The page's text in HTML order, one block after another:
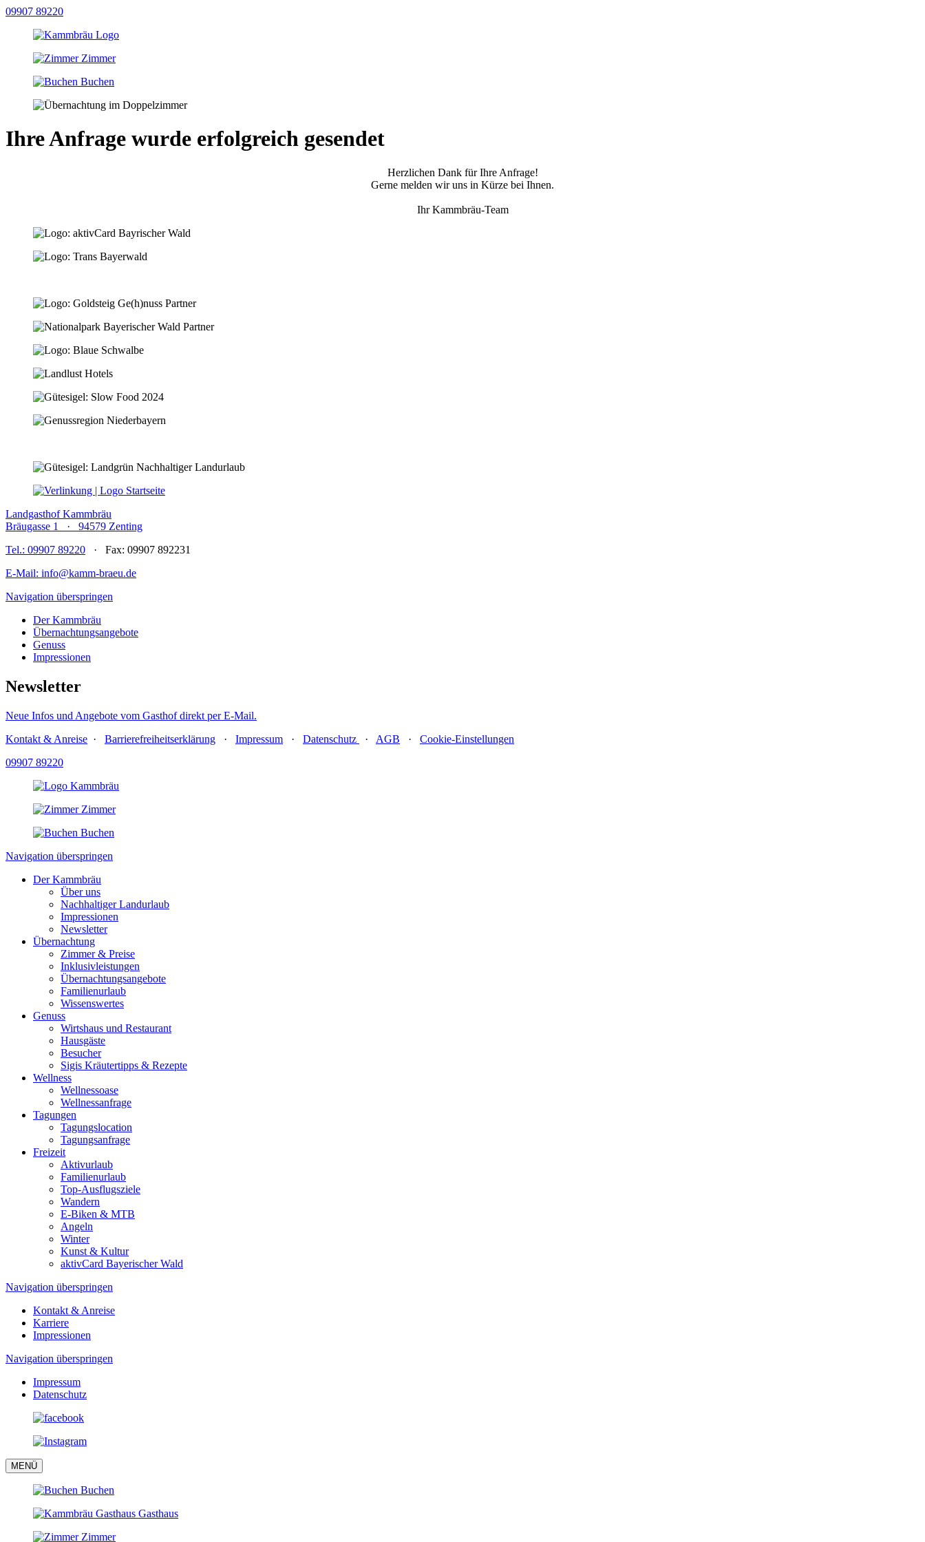
09907 89220
Zimmer
Buchen
Ihre Anfrage wurde erfolgreich gesendet
Herzlichen Dank für Ihre Anfrage!
Gerne melden wir uns in Kürze bei Ihnen.
Ihr Kammbräu-Team
Landgasthof Kammbräu
Bräugasse 1 · 94579 Zenting
Tel.: 09907 89220 · Fax: 09907 892231
E-Mail: info@kamm-braeu.de
Navigation überspringen
Der Kammbräu
Übernachtungsangebote
Genuss
Impressionen
Newsletter
Neue Infos und Angebote vom Gasthof direkt per E-Mail.
Kontakt & Anreise · Barrierefreiheitserklärung · Impressum · Datenschutz · AGB · Cookie-Einstellungen
09907 89220
Zimmer
Buchen
Navigation überspringen
Der Kammbräu
Über uns
Nachhaltiger Landurlaub
Impressionen
Newsletter
Übernachtung
Zimmer & Preise
Inklusivleistungen
Übernachtungsangebote
Familienurlaub
Wissenswertes
Genuss
Wirtshaus und Restaurant
Hausgäste
Besucher
Sigis Kräutertipps & Rezepte
Wellness
Wellnessoase
Wellnessanfrage
Tagungen
Tagungslocation
Tagungsanfrage
Freizeit
Aktivurlaub
Familienurlaub
Top-Ausflugsziele
Wandern
E-Biken & MTB
Angeln
Winter
Kunst & Kultur
aktivCard Bayerischer Wald
Navigation überspringen
Kontakt & Anreise
Karriere
Impressionen
Navigation überspringen
Impressum
Datenschutz
MENÜ
Buchen
Gasthaus
Zimmer